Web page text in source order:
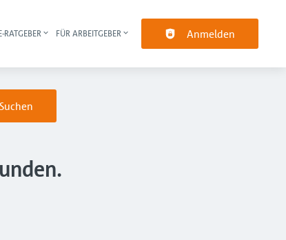
RATGEBER FÜR ARBEITGEBER Anmelden
Suchen